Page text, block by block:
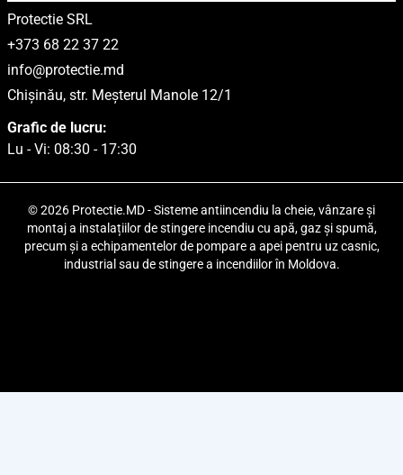
Protectie SRL
+373 68 22 37 22
info@protectie.md
Chișinău, str. Meșterul Manole 12/1
Grafic de lucru:
Lu - Vi: 08:30 - 17:30
© 2026 Protectie.MD - Sisteme antiincendiu la cheie, vânzare și
montaj a instalațiilor de stingere incendiu cu apă, gaz și spumă,
precum și a echipamentelor de pompare a apei pentru uz casnic,
industrial sau de stingere a incendiilor în Moldova.